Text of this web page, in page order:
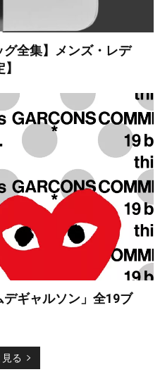
グ全集】メンズ・レデ
ギャルソン」全19ブ
る